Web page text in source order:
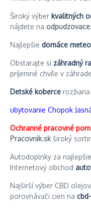
Široký výber kvalitných
nájdete na
Najlepšie domáce
Obstarajte si záhradný
príjemné chvíle v
Detské koberce
ubytovanie Chopok
Ochranné pracovné
Pracovnik.skširoký
Autodoplnky za
Internetový obchod
Najširší výber CBD
porovnávači cien na